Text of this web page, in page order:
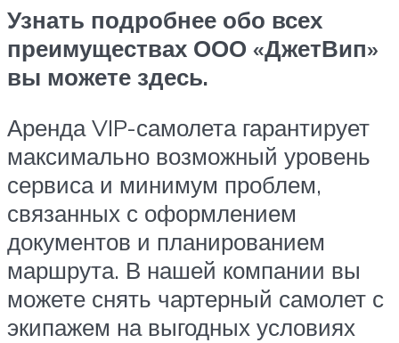
Узнать подробнее обо всех
преимуществах ООО «ДжетВип»
вы можете здесь.
Аренда VIP-самолета гарантирует
максимально возможный уровень
сервиса и минимум проблем,
связанных с оформлением
документов и планированием
маршрута. В нашей компании вы
можете снять чартерный самолет с
экипажем на выгодных условиях